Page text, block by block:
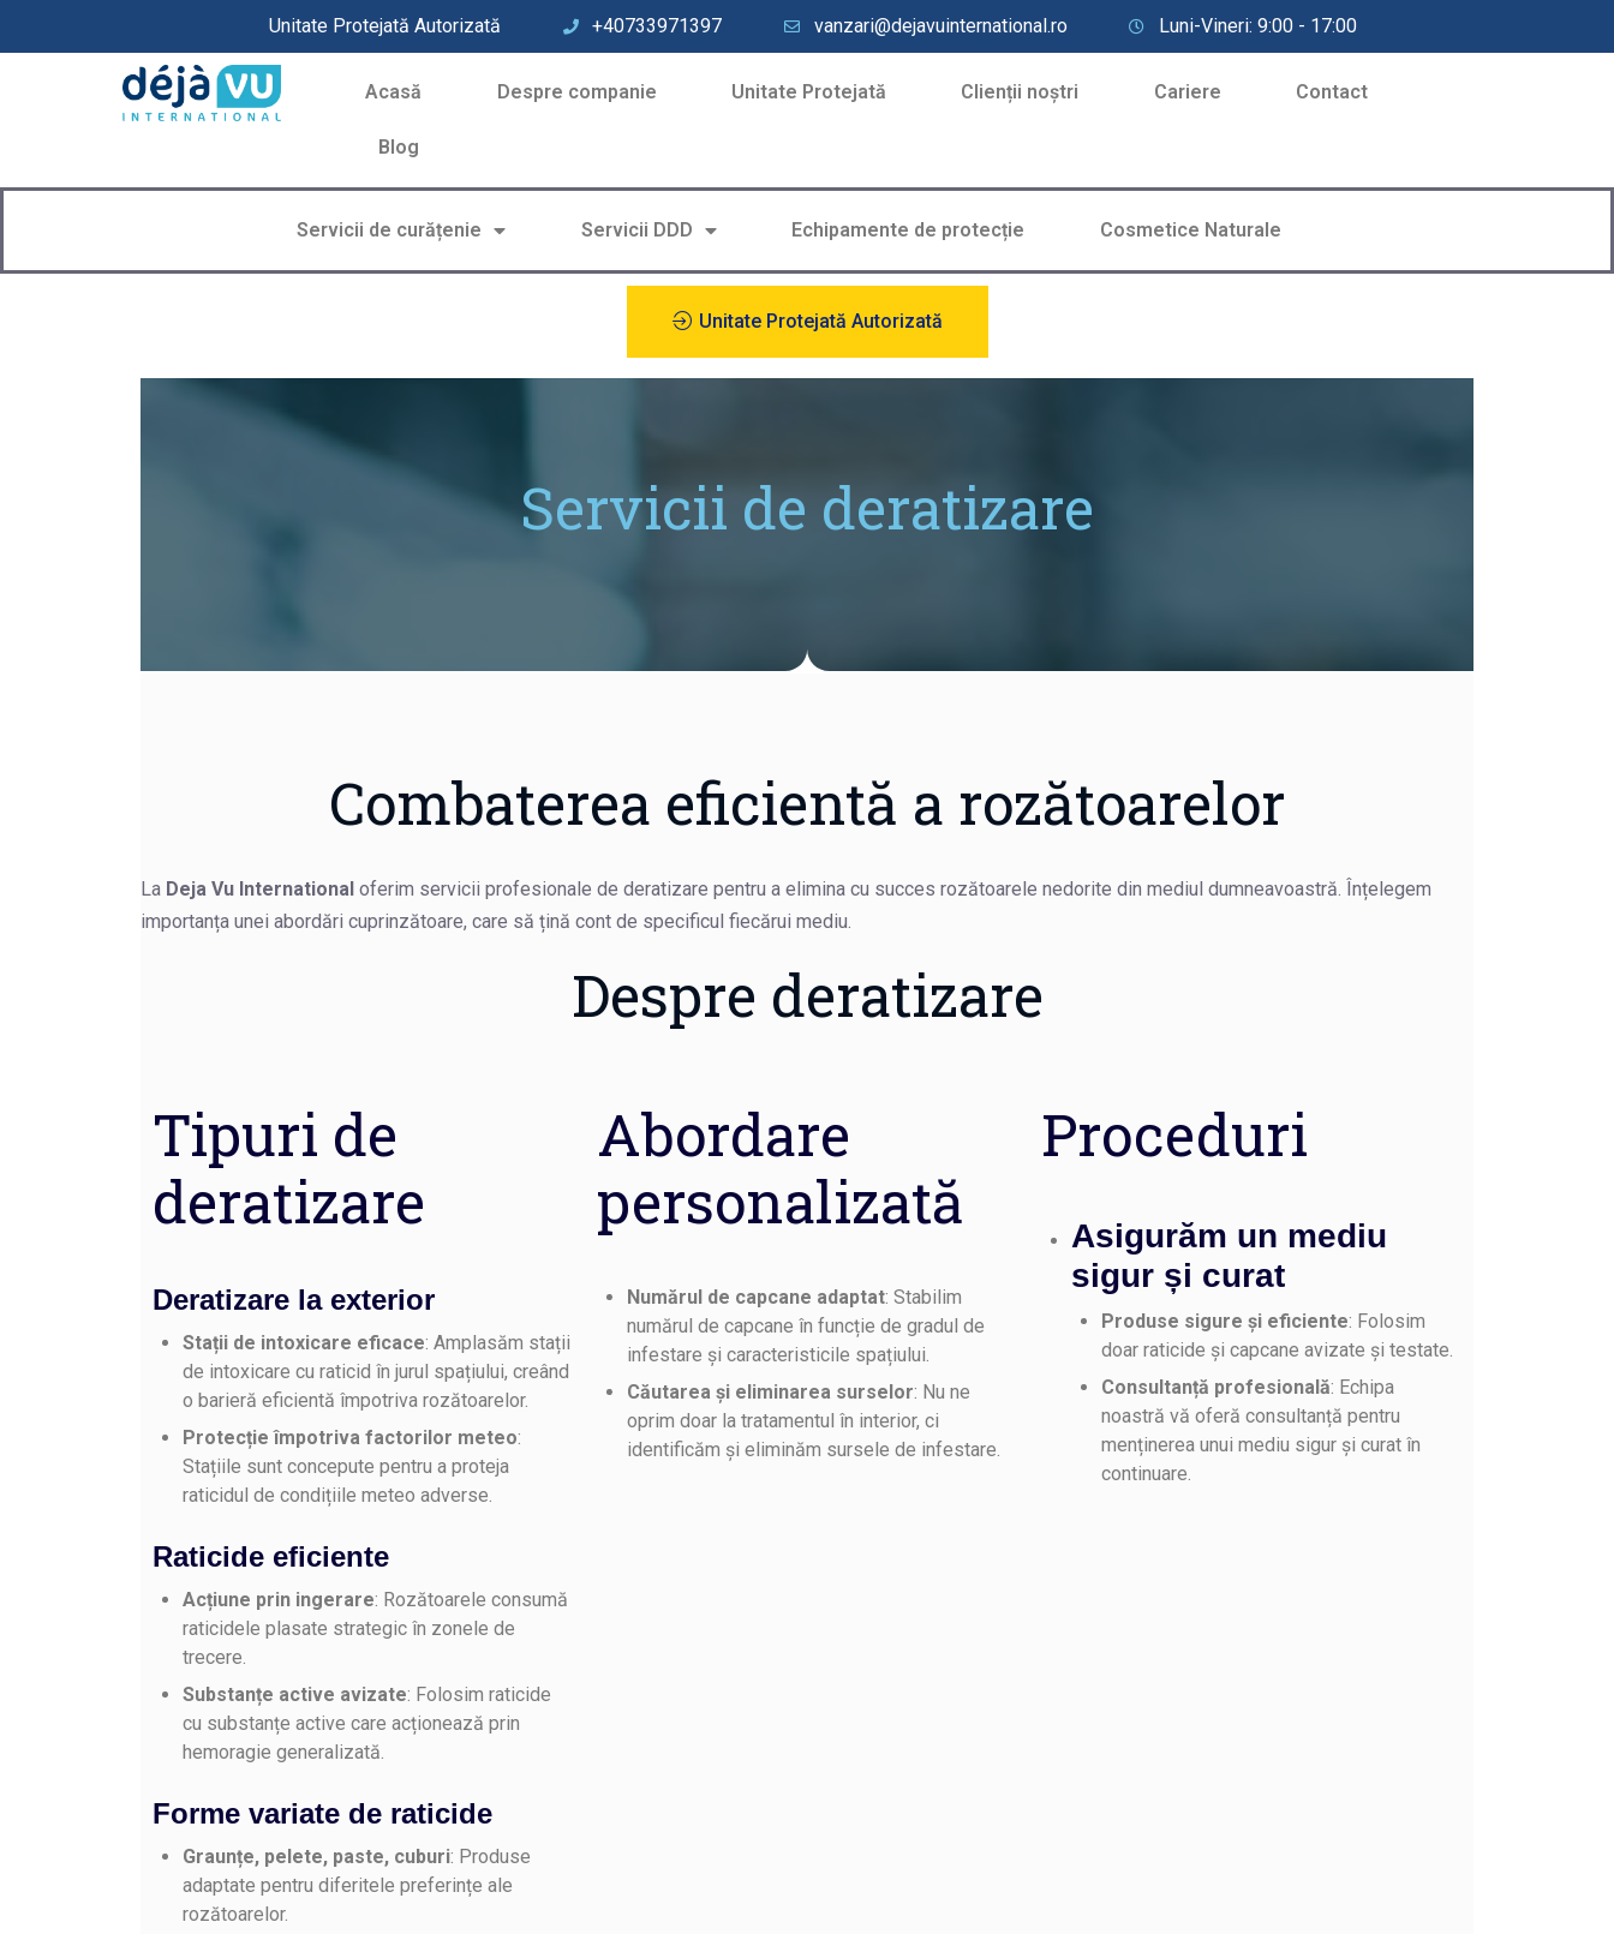
Unitate Protejată Autorizată +40733971397 vanzari@dejavuinternational.ro Luni-Vineri: 9:00 - 17:00
Acasă Despre companie Unitate Protejată Clienții noștri Cariere Contact
Blog
Servicii de curățenie Servicii DDD Echipamente de protecție Cosmetice Naturale
Unitate Protejată Autorizată
Servicii de deratizare
Combaterea eficientă a rozătoarelor
La Deja Vu International oferim servicii profesionale de deratizare pentru a elimina cu succes rozătoarele nedorite din mediul dumneavoastră. Înțelegem
importanța unei abordări cuprinzătoare, care să țină cont de specificul fiecărui mediu.
Despre deratizare
Tipuri de
deratizare
Deratizare la exterior
Stații de intoxicare eficace: Amplasăm stații
de intoxicare cu raticid în jurul spațiului, creând
o barieră eficientă împotriva rozătoarelor.
Protecție împotriva factorilor meteo:
Stațiile sunt concepute pentru a proteja
raticidul de condițiile meteo adverse.
Raticide eficiente
Acțiune prin ingerare: Rozătoarele consumă
raticidele plasate strategic în zonele de
trecere.
Substanțe active avizate: Folosim raticide
cu substanțe active care acționează prin
hemoragie generalizată.
Forme variate de raticide
Graunțe, pelete, paste, cuburi: Produse
adaptate pentru diferitele preferințe ale
rozătoarelor.
Abordare
personalizată
Numărul de capcane adaptat: Stabilim
numărul de capcane în funcție de gradul de
infestare și caracteristicile spațiului.
Căutarea și eliminarea surselor: Nu ne
oprim doar la tratamentul în interior, ci
identificăm și eliminăm sursele de infestare.
Proceduri
Asigurăm un mediu
sigur și curat
Produse sigure și eficiente: Folosim
doar raticide și capcane avizate și testate.
Consultanță profesională: Echipa
noastră vă oferă consultanță pentru
menținerea unui mediu sigur și curat în
continuare.